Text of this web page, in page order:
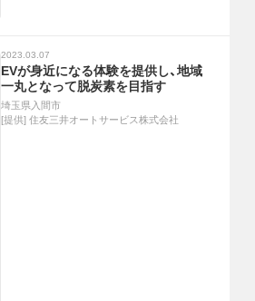
2023.03.07
EVが身近になる体験を提供し、地域
一丸となって脱炭素を目指す
埼玉県入間市
[提供] 住友三井オートサービス株式会社